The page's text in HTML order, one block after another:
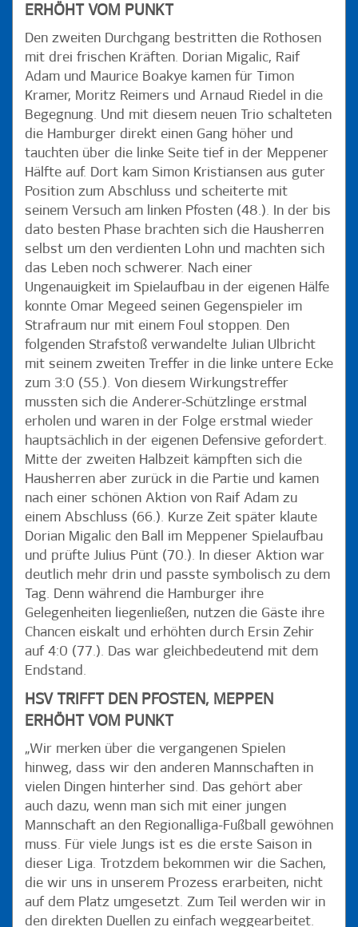
ERHÖHT VOM PUNKT
Den zweiten Durchgang bestritten die Rothosen
mit drei frischen Kräften. Dorian Migalic, Raif
Adam und Maurice Boakye kamen für Timon
Kramer, Moritz Reimers und Arnaud Riedel in die
Begegnung. Und mit diesem neuen Trio schalteten
die Hamburger direkt einen Gang höher und
tauchten über die linke Seite tief in der Meppener
Hälfte auf. Dort kam Simon Kristiansen aus guter
Position zum Abschluss und scheiterte mit
seinem Versuch am linken Pfosten (48.). In der bis
dato besten Phase brachten sich die Hausherren
selbst um den verdienten Lohn und machten sich
das Leben noch schwerer. Nach einer
Ungenauigkeit im Spielaufbau in der eigenen Hälfe
konnte Omar Megeed seinen Gegenspieler im
Strafraum nur mit einem Foul stoppen. Den
folgenden Strafstoß verwandelte Julian Ulbricht
mit seinem zweiten Treffer in die linke untere Ecke
zum 3:0 (55.). Von diesem Wirkungstreffer
mussten sich die Anderer-Schützlinge erstmal
erholen und waren in der Folge erstmal wieder
hauptsächlich in der eigenen Defensive gefordert.
Mitte der zweiten Halbzeit kämpften sich die
Hausherren aber zurück in die Partie und kamen
nach einer schönen Aktion von Raif Adam zu
einem Abschluss (66.). Kurze Zeit später klaute
Dorian Migalic den Ball im Meppener Spielaufbau
und prüfte Julius Pünt (70.). In dieser Aktion war
deutlich mehr drin und passte symbolisch zu dem
Tag. Denn während die Hamburger ihre
Gelegenheiten liegenließen, nutzen die Gäste ihre
Chancen eiskalt und erhöhten durch Ersin Zehir
auf 4:0 (77.). Das war gleichbedeutend mit dem
Endstand.
HSV TRIFFT DEN PFOSTEN, MEPPEN
ERHÖHT VOM PUNKT
„Wir merken über die vergangenen Spielen
hinweg, dass wir den anderen Mannschaften in
vielen Dingen hinterher sind. Das gehört aber
auch dazu, wenn man sich mit einer jungen
Mannschaft an den Regionalliga-Fußball gewöhnen
muss. Für viele Jungs ist es die erste Saison in
dieser Liga. Trotzdem bekommen wir die Sachen,
die wir uns in unserem Prozess erarbeiten, nicht
auf dem Platz umgesetzt. Zum Teil werden wir in
den direkten Duellen zu einfach weggearbeitet.